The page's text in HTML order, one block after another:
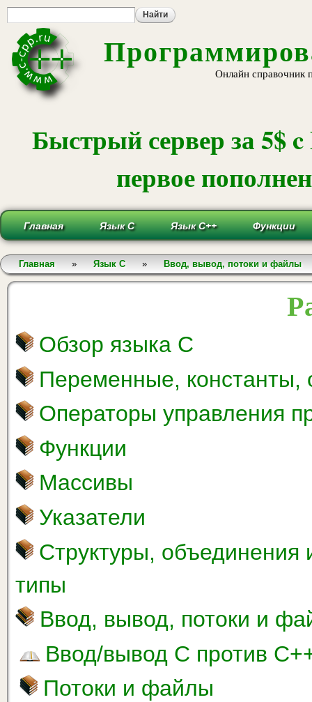
Онлайн справочник
Быстрый сервер за 5$
первое
Главная Язык С Язык С++ Функции
Вы здесь
Главная » Язык С » Ввод, вывод, потоки и файлы
Обзор языка С
Переменные, константы,
Операторы управления
Функции
Массивы
Указатели
Структуры,
типы
Ввод, вывод, потоки и
Ввод/вывод С против
Потоки и файлы